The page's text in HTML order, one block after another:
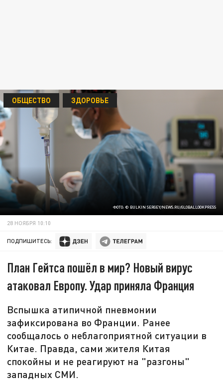
ФОТО: © BULKIN SERGEY/NEWS.RU/GLOBALLOOKPRESS
ОБЩЕСТВО ЗДОРОВЬЕ
28 НОЯБРЯ 10:10
ПОДПИШИТЕСЬ:
План Гейтса пошёл в мир? Новый вирус
атаковал Европу. Удар приняла Франция
Вспышка атипичной пневмонии
зафиксирована во Франции. Ранее
сообщалось о неблагоприятной ситуации в
Китае. Правда, сами жителя Китая
спокойны и не реагируют на "разгоны"
западных СМИ.